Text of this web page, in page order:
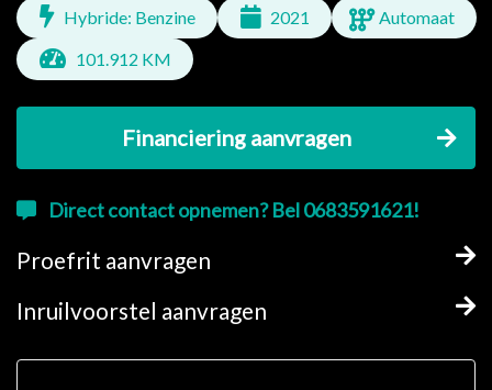
Hybride: Benzine 2021
Automaat
101.912 KM
Financiering aanvragen
Direct contact opnemen? Bel 0683591621!
Proefrit aanvragen
Inruilvoorstel aanvragen